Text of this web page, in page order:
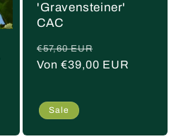
'Gravensteiner'
CAC
Normaler
Preis
€57,60 EUR
Von €39,00 EUR
Sale